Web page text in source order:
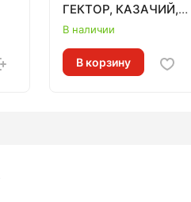
ГЕКТОР, КАЗАЧИЙ,
СТЕПНОЙ
В наличии
В корзину